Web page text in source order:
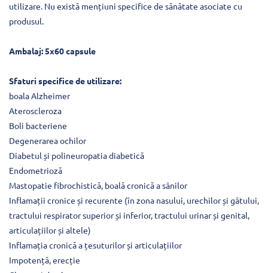
utilizare. Nu există mențiuni specifice de sănătate asociate cu
produsul.
Ambalaj: 5x60 capsule
Sfaturi specifice de utilizare:
boala Alzheimer
Ateroscleroza
Boli bacteriene
Degenerarea ochilor
Diabetul și polineuropatia diabetică
Endometrioză
Mastopatie fibrochistică, boală cronică a sânilor
Inflamații cronice și recurente (în zona nasului, urechilor și gâtului,
tractului respirator superior și inferior, tractului urinar și genital,
articulațiilor și altele)
Inflamația cronică a țesuturilor și articulațiilor
Impotență, erecție